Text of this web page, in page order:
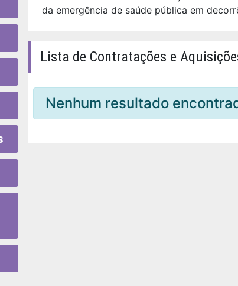
da emergência de saúde pública em
Lista de Contratações e
Nenhum resultado